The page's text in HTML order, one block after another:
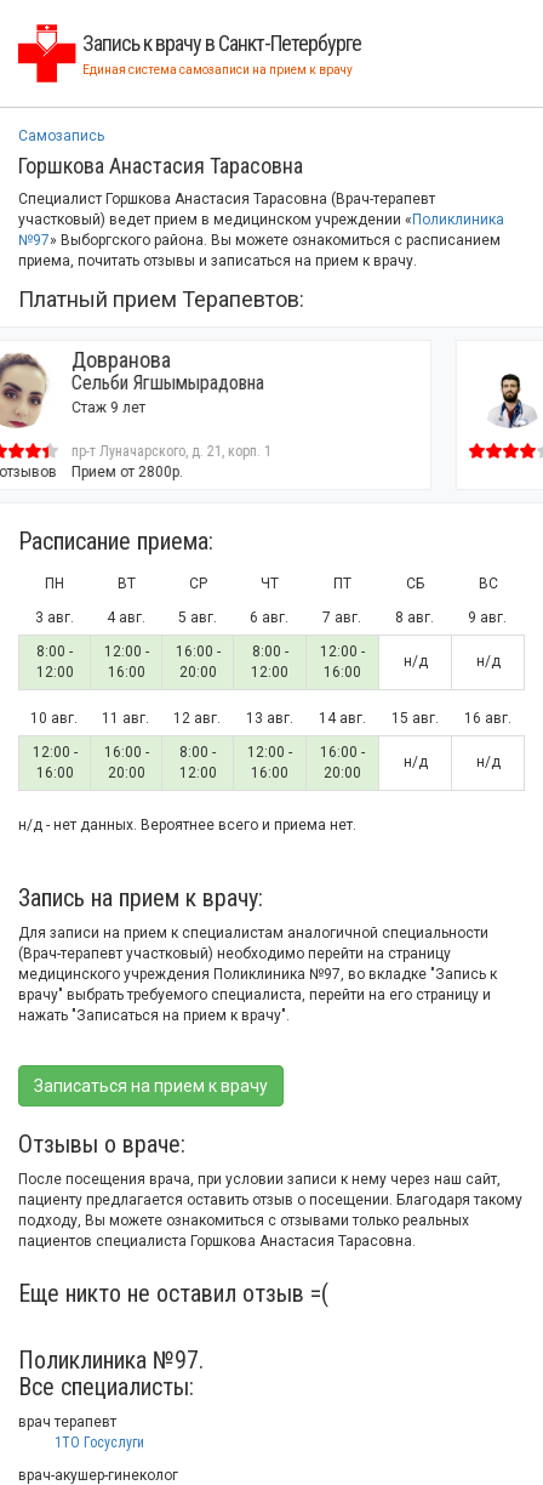
Запись к врачу в Санкт-Петербурге
Единая система самозаписи на прием к врачу
Самозапись
Горшкова Анастасия Тарасовна
Специалист Горшкова Анастасия Тарасовна (Врач-терапевт
участковый) ведет прием в медицинском учреждении « Поликлиника
№97» Выборгского района. Вы можете ознакомиться с расписанием
приема, почитать отзывы и записаться на прием к врачу.
Платный прием Терапевтов:
Ахмедов
Теймур Мушвикович
пр-т Луначарского, д. 21, корп. 1
Прием от 2800р.
Расписание приема:
ПН ВТ СР ЧТ ПТ СБ
ВС
3 авг.
4 авг. 5 авг. 6 авг. 7 авг. 8 авг.
9 авг.
8:00 -
12:00
12:00 -
16:00
16:00 -
20:00
8:00 -
12:00
12:00 -
16:00
н/д н/д
10 авг. 11 авг. 12 авг. 13 авг. 14 авг. 15 авг.
16 авг.
12:00 -
16:00
16:00 -
20:00
8:00 -
12:00
12:00 -
16:00
16:00 -
20:00
н/д н/д
н/д - нет данных. Вероятнее всего и приема нет.
Запись на прием к врачу:
Для записи на прием к специалистам аналогичной специальности
(Врач-терапевт участковый) необходимо перейти на страницу
медицинского учреждения Поликлиника №97, во вкладке "Запись к
врачу" выбрать требуемого специалиста, перейти на его страницу и
нажать "Записаться на прием к врачу".
Записаться на прием к врачу
Отзывы о враче:
После посещения врача, при условии записи к нему через наш сайт,
пациенту предлагается оставить отзыв о посещении. Благодаря такому
подходу, Вы можете ознакомиться с отзывами только реальных
пациентов специалиста Горшкова Анастасия Тарасовна.
Еще никто не оставил отзыв =(
Поликлиника №97.
Все специалисты:
врач терапевт
1ТО Госуслуги
врач-акушер-гинеколог